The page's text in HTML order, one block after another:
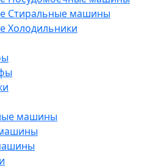
Стиральные машины
Холодильники
машины